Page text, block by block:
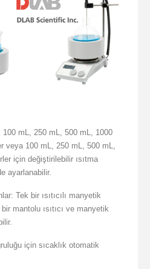
100 mL, 250 mL, 500 mL, 1000
veya 100 mL, 250 mL, 500 mL,
için değiştirilebilir ısıtma
ayarlanabilir.
Tek bir ısıtıcılı manyetik
mantolu ısıtıcı ve manyetik
için sıcaklık otomatik